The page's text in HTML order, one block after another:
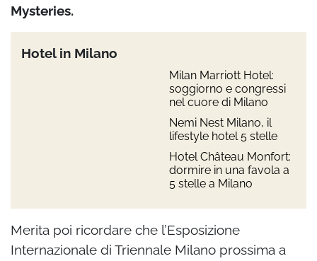
Mysteries.
Hotel in Milano
Milan Marriott Hotel:
soggiorno e congressi
nel cuore di Milano
Nemi Nest Milano, il
lifestyle hotel 5 stelle
Hotel Château Monfort:
dormire in una favola a
5 stelle a Milano
Merita poi ricordare che l’Esposizione
Internazionale di Triennale Milano prossima a